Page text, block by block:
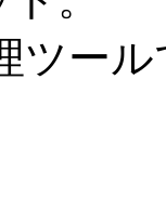
ツー